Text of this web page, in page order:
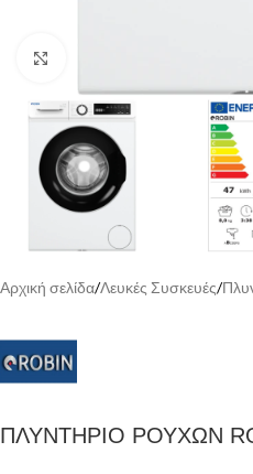
Αρχική σελίδα/Λευκές Συσκευές/
ΠΛΥΝΤΗΡΙΟ ΡΟΥΧΩΝ